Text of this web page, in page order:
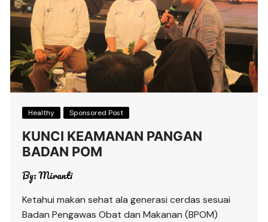
Healthy Sponsored Post
KUNCI KEAMANAN PANGAN
BADAN POM
By:Miranti
Ketahui makan sehat ala generasi cerdas sesuai
Badan Pengawas Obat dan Makanan (BPOM)